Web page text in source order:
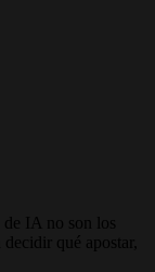
IA no son los
qué apostar,